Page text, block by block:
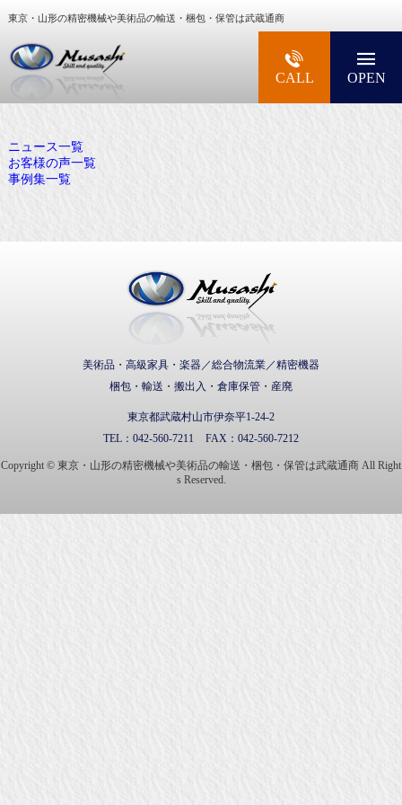
東京・山形の精密機械や美術品の輸送・梱包・保管は武蔵通商
大型精密機械・美術品・高級楽器の梱包・輸送
CALL OPEN
ニュース一覧
お客様の声一覧
事例集一覧
美術品・高級家具・楽器／総合物流業／精密機器
梱包・輸送・搬出入・倉庫保管・産廃
東京都武蔵村山市伊奈平1-24-2
TEL： 042-560-7211 FAX： 042-560-7212
Copyright © 東京・山形の精密機械や美術品の輸送・梱包・保管は武蔵通商 All Right
s Reserved.